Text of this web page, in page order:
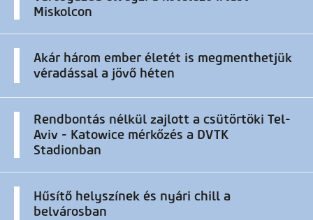
Miskolcon
Akár három ember életét is megmenthetjük
véradással a jövő héten
Rendbontás nélkül zajlott a csütörtöki Tel-
Aviv - Katowice mérkőzés a DVTK
Stadionban
Hűsítő helyszínek és nyári chill a
belvárosban